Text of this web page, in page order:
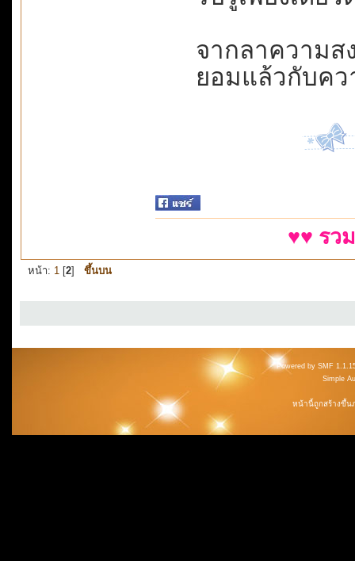
จากลาความส
ยอมแล้วกับค
♥♥ รว
หน้า: 1 [2] ขึ้นบน
Powered by SMF
Simple
หน้านี้ถูกสร้างขึ้น